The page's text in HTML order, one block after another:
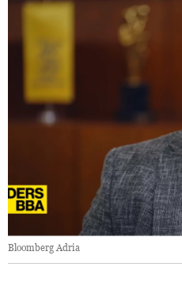
Bloomberg Adria